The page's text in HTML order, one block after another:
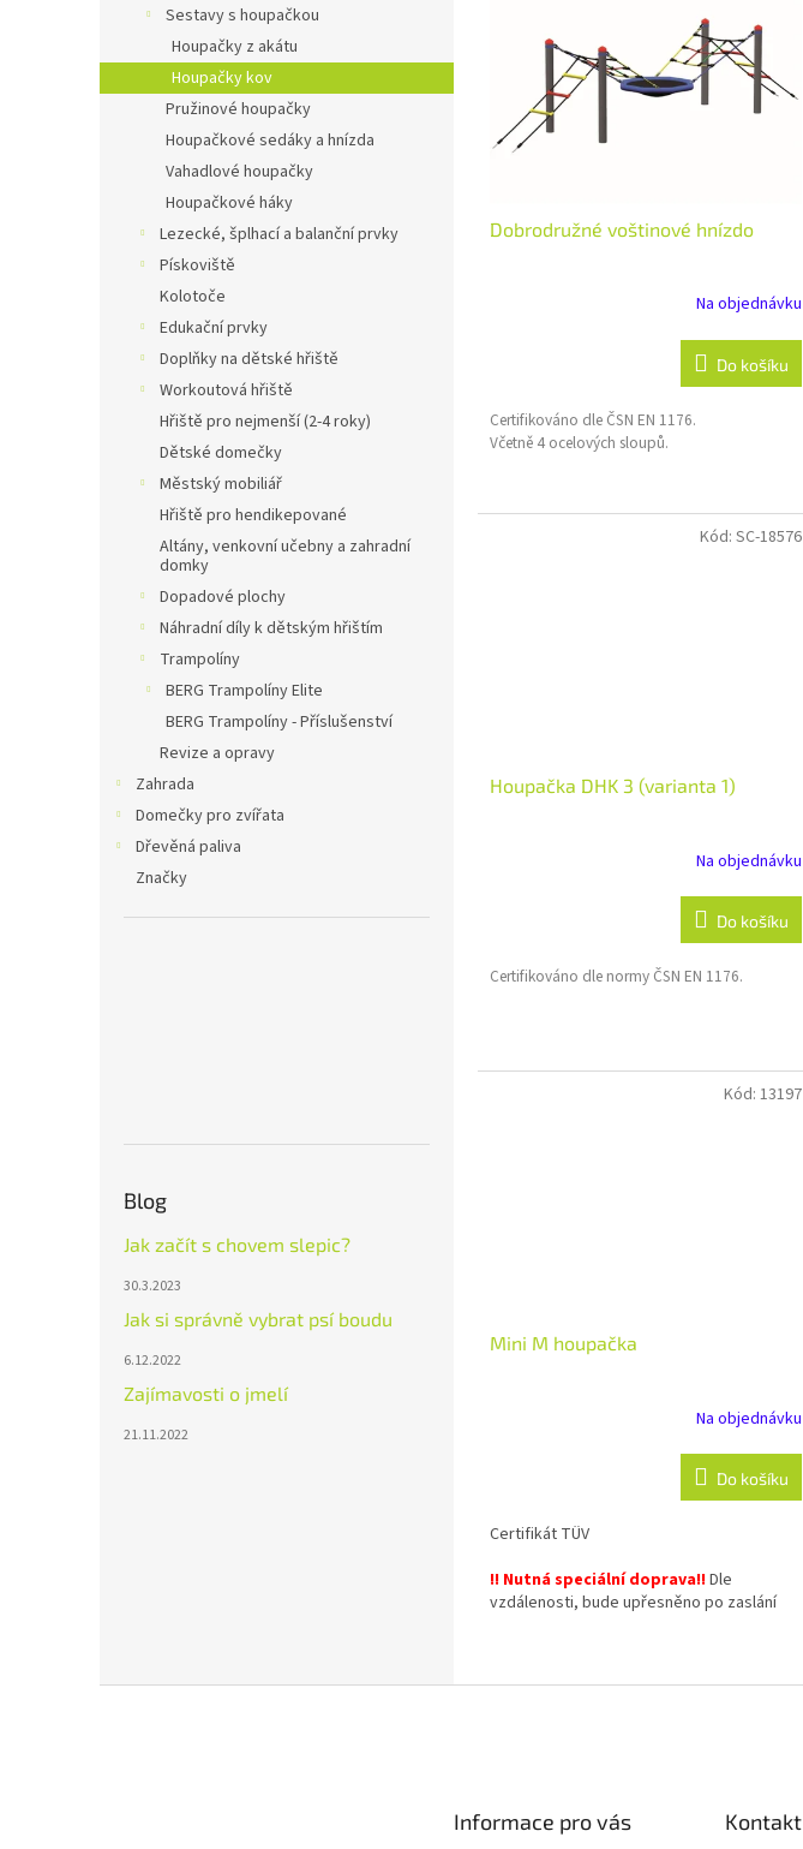
Sestavy s houpačkou
Houpačky z akátu
Houpačky kov
Pružinové houpačky
Houpačkové sedáky a hnízda
Vahadlové houpačky
Houpačkové háky
Lezecké, šplhací a balanční prvky
Pískoviště
Kolotoče
Edukační prvky
Doplňky na dětské hřiště
Workoutová hřiště
Hřiště pro nejmenší (2-4 roky)
Dětské domečky
Městský mobiliář
Hřiště pro hendikepované
Altány, venkovní učebny a zahradní
domky
Dopadové plochy
Náhradní díly k dětským hřištím
Trampolíny
BERG Trampolíny Elite
BERG Trampolíny - Příslušenství
Revize a opravy
Zahrada
Domečky pro zvířata
Dřevěná paliva
Značky
Blog
Jak začít s chovem slepic?
30.3.2023
Jak si správně vybrat psí boudu
6.12.2022
Zajímavosti o jmelí
21.11.2022
Dobrodružné voštinové hnízdo
Na objednávku
Do košíku
Certifikováno dle ČSN EN 1176.
Včetně 4 ocelových sloupů.
Houpačka DHK 3 (varianta 1)
Na objednávku
Do košíku
Certifikováno dle normy ČSN EN 1176.
Kód: SC-18576
Mini M houpačka
Na objednávku
Do košíku
Certifikát TÜV
!! Nutná speciální doprava!!Dle
vzdálenosti, bude upřesněno po zaslání
Kód: 13197
Informace pro vás Kontakt